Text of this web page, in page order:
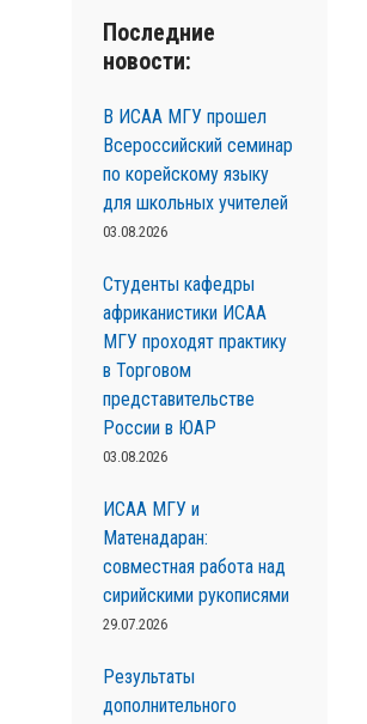
Последние
новости:
В ИСАА МГУ прошел
Всероссийский семинар
по корейскому языку
для школьных учителей
03.08.2026
Студенты кафедры
африканистики ИСАА
МГУ проходят практику
в Торговом
представительстве
России в ЮАР
03.08.2026
ИСАА МГУ и
Матенадаран:
совместная работа над
сирийскими рукописями
29.07.2026
Результаты
дополнительного